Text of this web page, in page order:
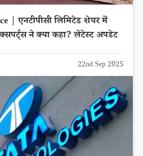
| एनटीपीसी लिमिटेड शेयर में
ने क्या कहा? लेटेस्ट अपडेट
22nd Sep 2025